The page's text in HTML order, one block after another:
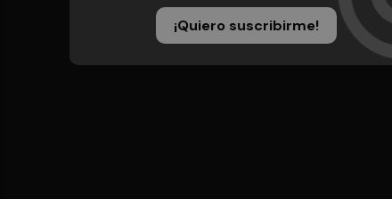
¡Quiero suscribirme!